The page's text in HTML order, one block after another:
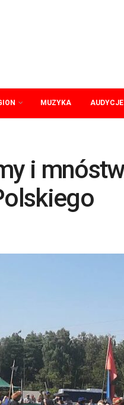
MUZYKA AUDYCJE
i